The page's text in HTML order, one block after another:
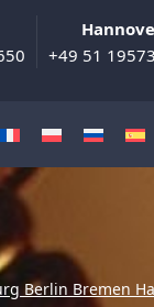
+49 51
Berlin Bremen